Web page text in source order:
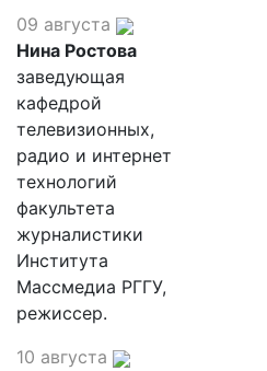
09 августа
Нина Ростова
заведующая
кафедрой
телевизионных,
радио и интернет
технологий
факультета
журналистики
Института
Массмедиа РГГУ,
режиссер.
10 августа